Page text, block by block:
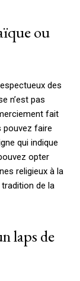
ou
des
n’est pas
fait
pouvez faire
qui indique
opter
religieux à la
de la
laps de